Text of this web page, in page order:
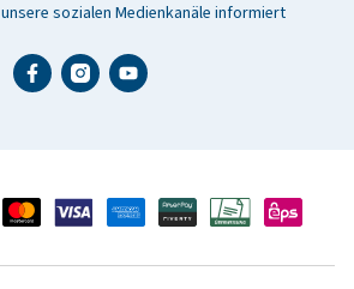
sozialen Medienkanäle informiert